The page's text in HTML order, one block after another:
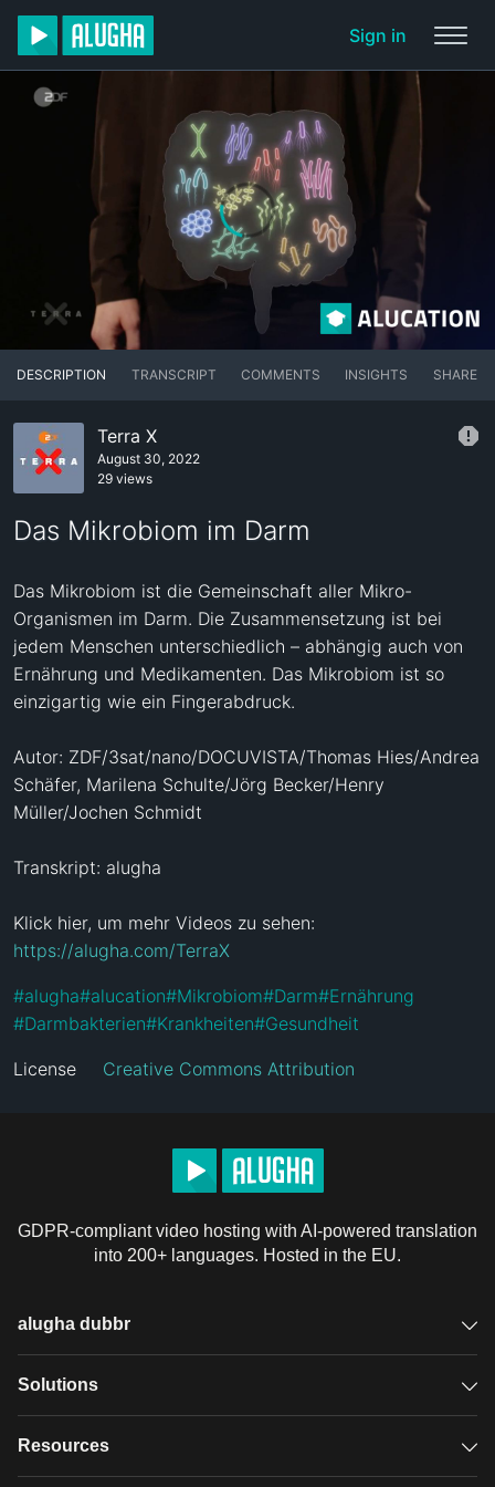
Sign in
DESCRIPTION TRANSCRIPT COMMENTS INSIGHTS SHARE
Terra X
August 30, 2022
29 views
Das Mikrobiom im Darm
Das Mikrobiom ist die Gemeinschaft aller Mikro-
Organismen im Darm. Die Zusammensetzung ist bei
jedem Menschen unterschiedlich – abhängig auch von
Ernährung und Medikamenten. Das Mikrobiom ist so
einzigartig wie ein Fingerabdruck.
Autor: ZDF/3sat/nano/DOCUVISTA/Thomas Hies/Andrea
Schäfer, Marilena Schulte/Jörg Becker/Henry
Müller/Jochen Schmidt
Transkript: alugha
https://alugha.com/TerraX
#alugha#alucation#Mikrobiom#Darm#Ernährung
#Darmbakterien#Krankheiten#Gesundheit
License Creative Commons Attribution
GDPR-compliant video hosting with AI-powered translation
into 200+ languages. Hosted in the EU.
alugha dubbr
Overview
Solutions
GDPR video hosting
Resources